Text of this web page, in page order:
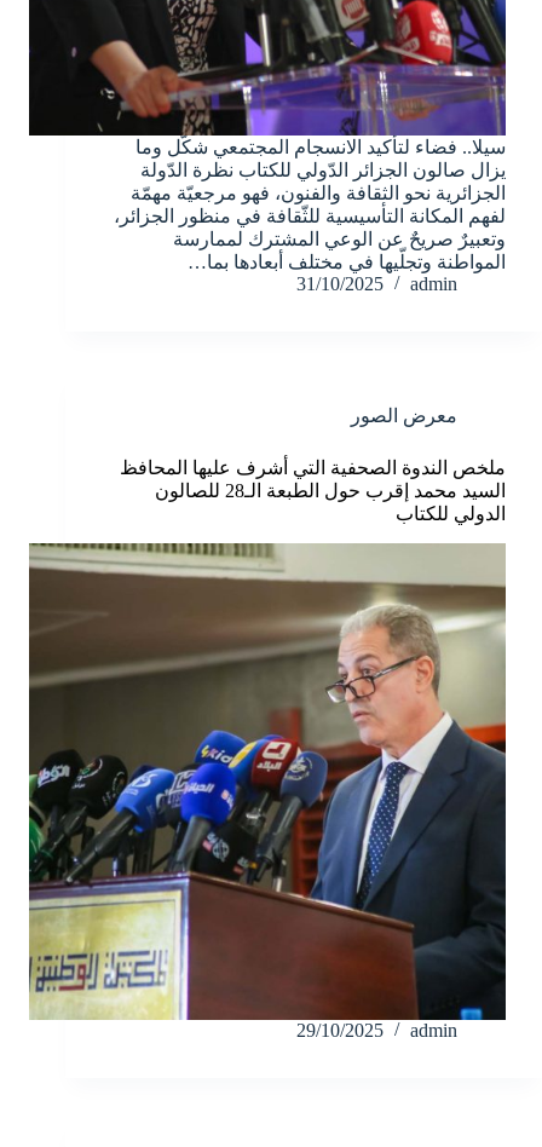
سيلا.. فضاء لتأكيد الانسجام المجتمعي شكّل وما
يزال صالون الجزائر الدّولي للكتاب نظرة الدّولة
الجزائرية نحو الثقافة والفنون، فهو مرجعيّة مهمّة
لفهم المكانة التأسيسية للثّقافة في منظور الجزائر،
وتعبيرٌ صريحٌ عن الوعي المشترك لممارسة
المواطنة وتجلّيها في مختلف أبعادها بما…
admin
31/10/2025
معرض الصور
ملخص الندوة الصحفية التي أشرف عليها المحافظ
السيد محمد إقرب حول الطبعة الـ28 للصالون
الدولي للكتاب
admin
29/10/2025